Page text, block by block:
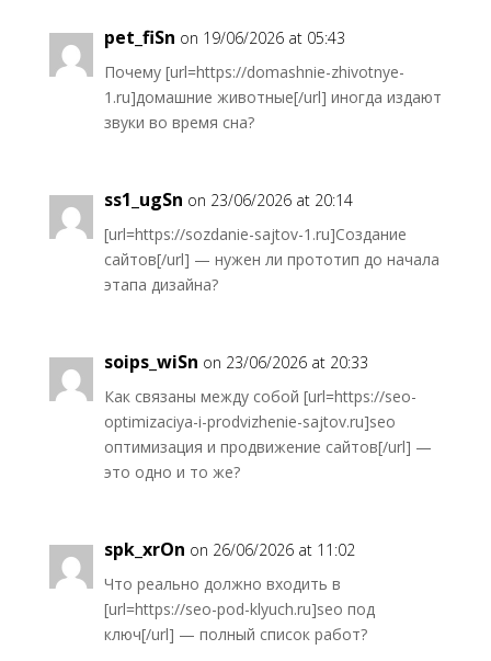
pet_fiSn on 19/06/2026 at 05:43
Почему [url=https://domashnie-zhivotnye-
1.ru]домашние животные[/url] иногда издают
звуки во время сна?
ss1_ugSn on 23/06/2026 at 20:14
[url=https://sozdanie-sajtov-1.ru]Создание
сайтов[/url] — нужен ли прототип до начала
этапа дизайна?
soips_wiSn on 23/06/2026 at 20:33
Как связаны между собой [url=https://seo-
optimizaciya-i-prodvizhenie-sajtov.ru]seo
оптимизация и продвижение сайтов[/url] —
это одно и то же?
spk_xrOn on 26/06/2026 at 11:02
Что реально должно входить в
[url=https://seo-pod-klyuch.ru]seo под
ключ[/url] — полный список работ?